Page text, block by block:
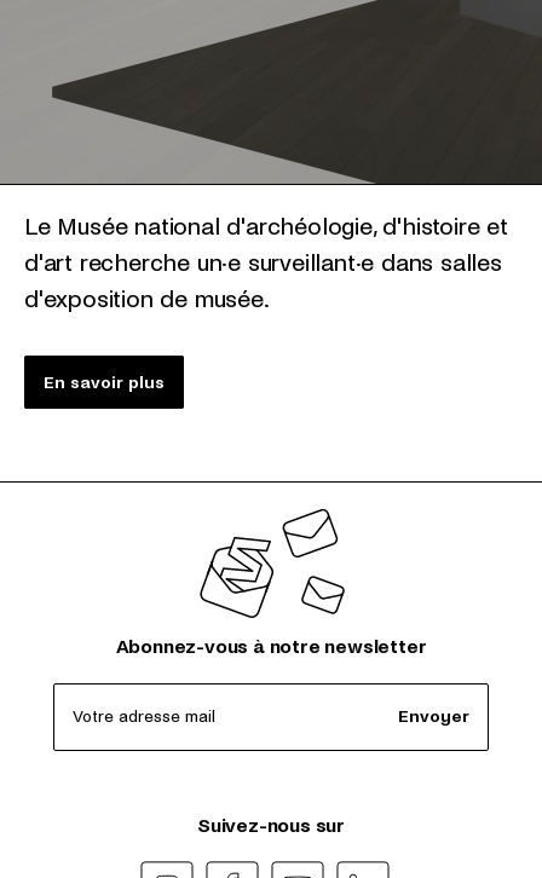
Le Musée national d'archéologie, d'histoire et
d'art recherche un·e surveillant·e dans salles
d'exposition de musée.
En savoir plus
Abonnez-vous à notre newsletter
Votre adresse mail Envoyer
Suivez-nous sur